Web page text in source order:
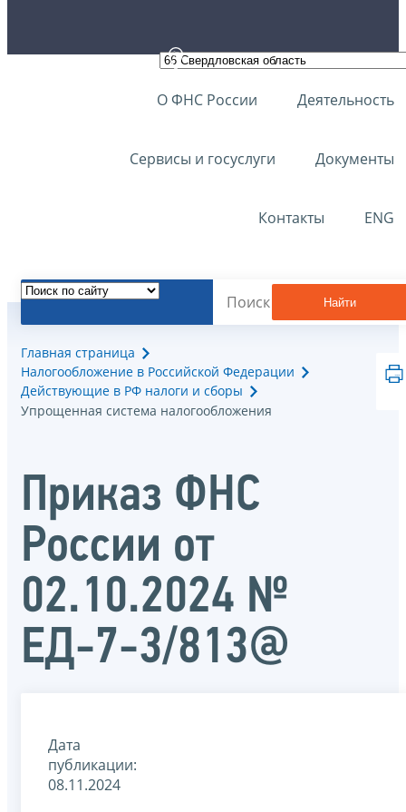
О ФНС России Деятельность
Сервисы и госуслуги Документы
Контакты ENG
Найти
Главная страница
Налогообложение в Российской Федерации
Действующие в РФ налоги и сборы
Упрощенная система налогообложения
Приказ ФНС
России от
02.10.2024 №
ЕД-7-3/813@
Дата
публикации:
08.11.2024